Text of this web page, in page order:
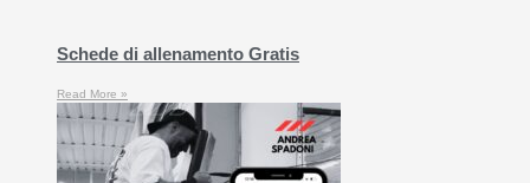
Schede di allenamento Gratis
Read More »